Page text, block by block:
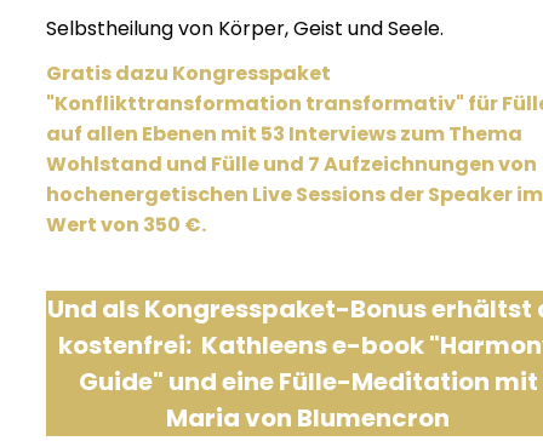
Selbstheilung von Körper, Geist und Seele.
Gratis dazu Kongresspaket
"Konflikttransformation transformativ" für
auf allen Ebenen mit 53 Interviews zum Thema
Wohlstand und Fülle und 7 Aufzeichnungen von
hochenergetischen Live Sessions der Speaker im
Wert von 350 €.
Und als Kongresspaket-Bonus erhältst
kostenfrei: Kathleens e-book
Guide" und eine Fülle-Meditation mit
Maria von Blumencron